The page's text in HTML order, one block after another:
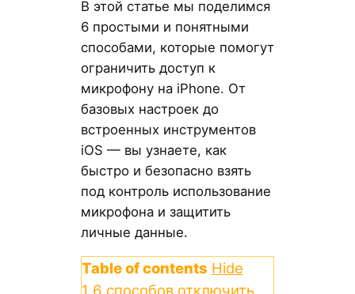
В этой статье мы поделимся
6 простыми и понятными
способами, которые помогут
ограничить доступ к
микрофону на iPhone. От
базовых настроек до
встроенных инструментов
iOS — вы узнаете, как
быстро и безопасно взять
под контроль использование
микрофона и защитить
личные данные.
Table of contents Hide
1 6 способов отключить